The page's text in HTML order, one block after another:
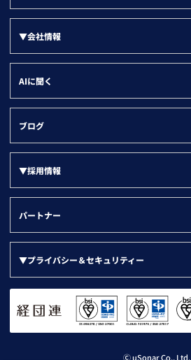
名寄せ
名刺データ連携
与信・取引先チェック
マーケティング・経営企画部門
情報システム部門
管理部門
Salesforce
HubSpot
Dynamics 365
製品ニュース
▼会社情報
会社情報(ユーソナーについて)
沿革
役員紹介
代表メッセージ
オフィス環境
ユニークな福利厚生・制度
健康経営の取り組み
AIに聞く
ブログ
▼採用情報
採用ページ(TOP)
人事制度
採用活動日誌
パートナー
▼プライバシー＆セキュリティー
プライバシー＆セキュリティー(TOP)
プライバシーポリシー
Ⓒ uSonar Co., Ltd.